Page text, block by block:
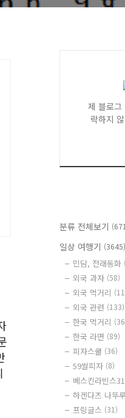
제 블로그
락하지
분류 전체보기
일상 여행기 (3645)
민담, 전래동화
외국 과자 (58)
외국 먹거리
외국 관련 (133)
한국 먹거리
한국 라면 (89)
피자스쿨 (36)
59쌀피자 (8)
베스킨라빈스31
하겐다즈 나뚜루
프링글스 (31)